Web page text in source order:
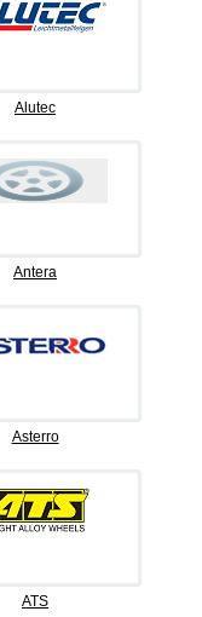
Alutec
Antera
Asterro
ATS